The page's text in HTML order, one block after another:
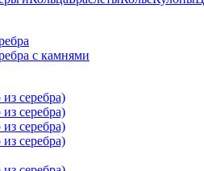
с камнями